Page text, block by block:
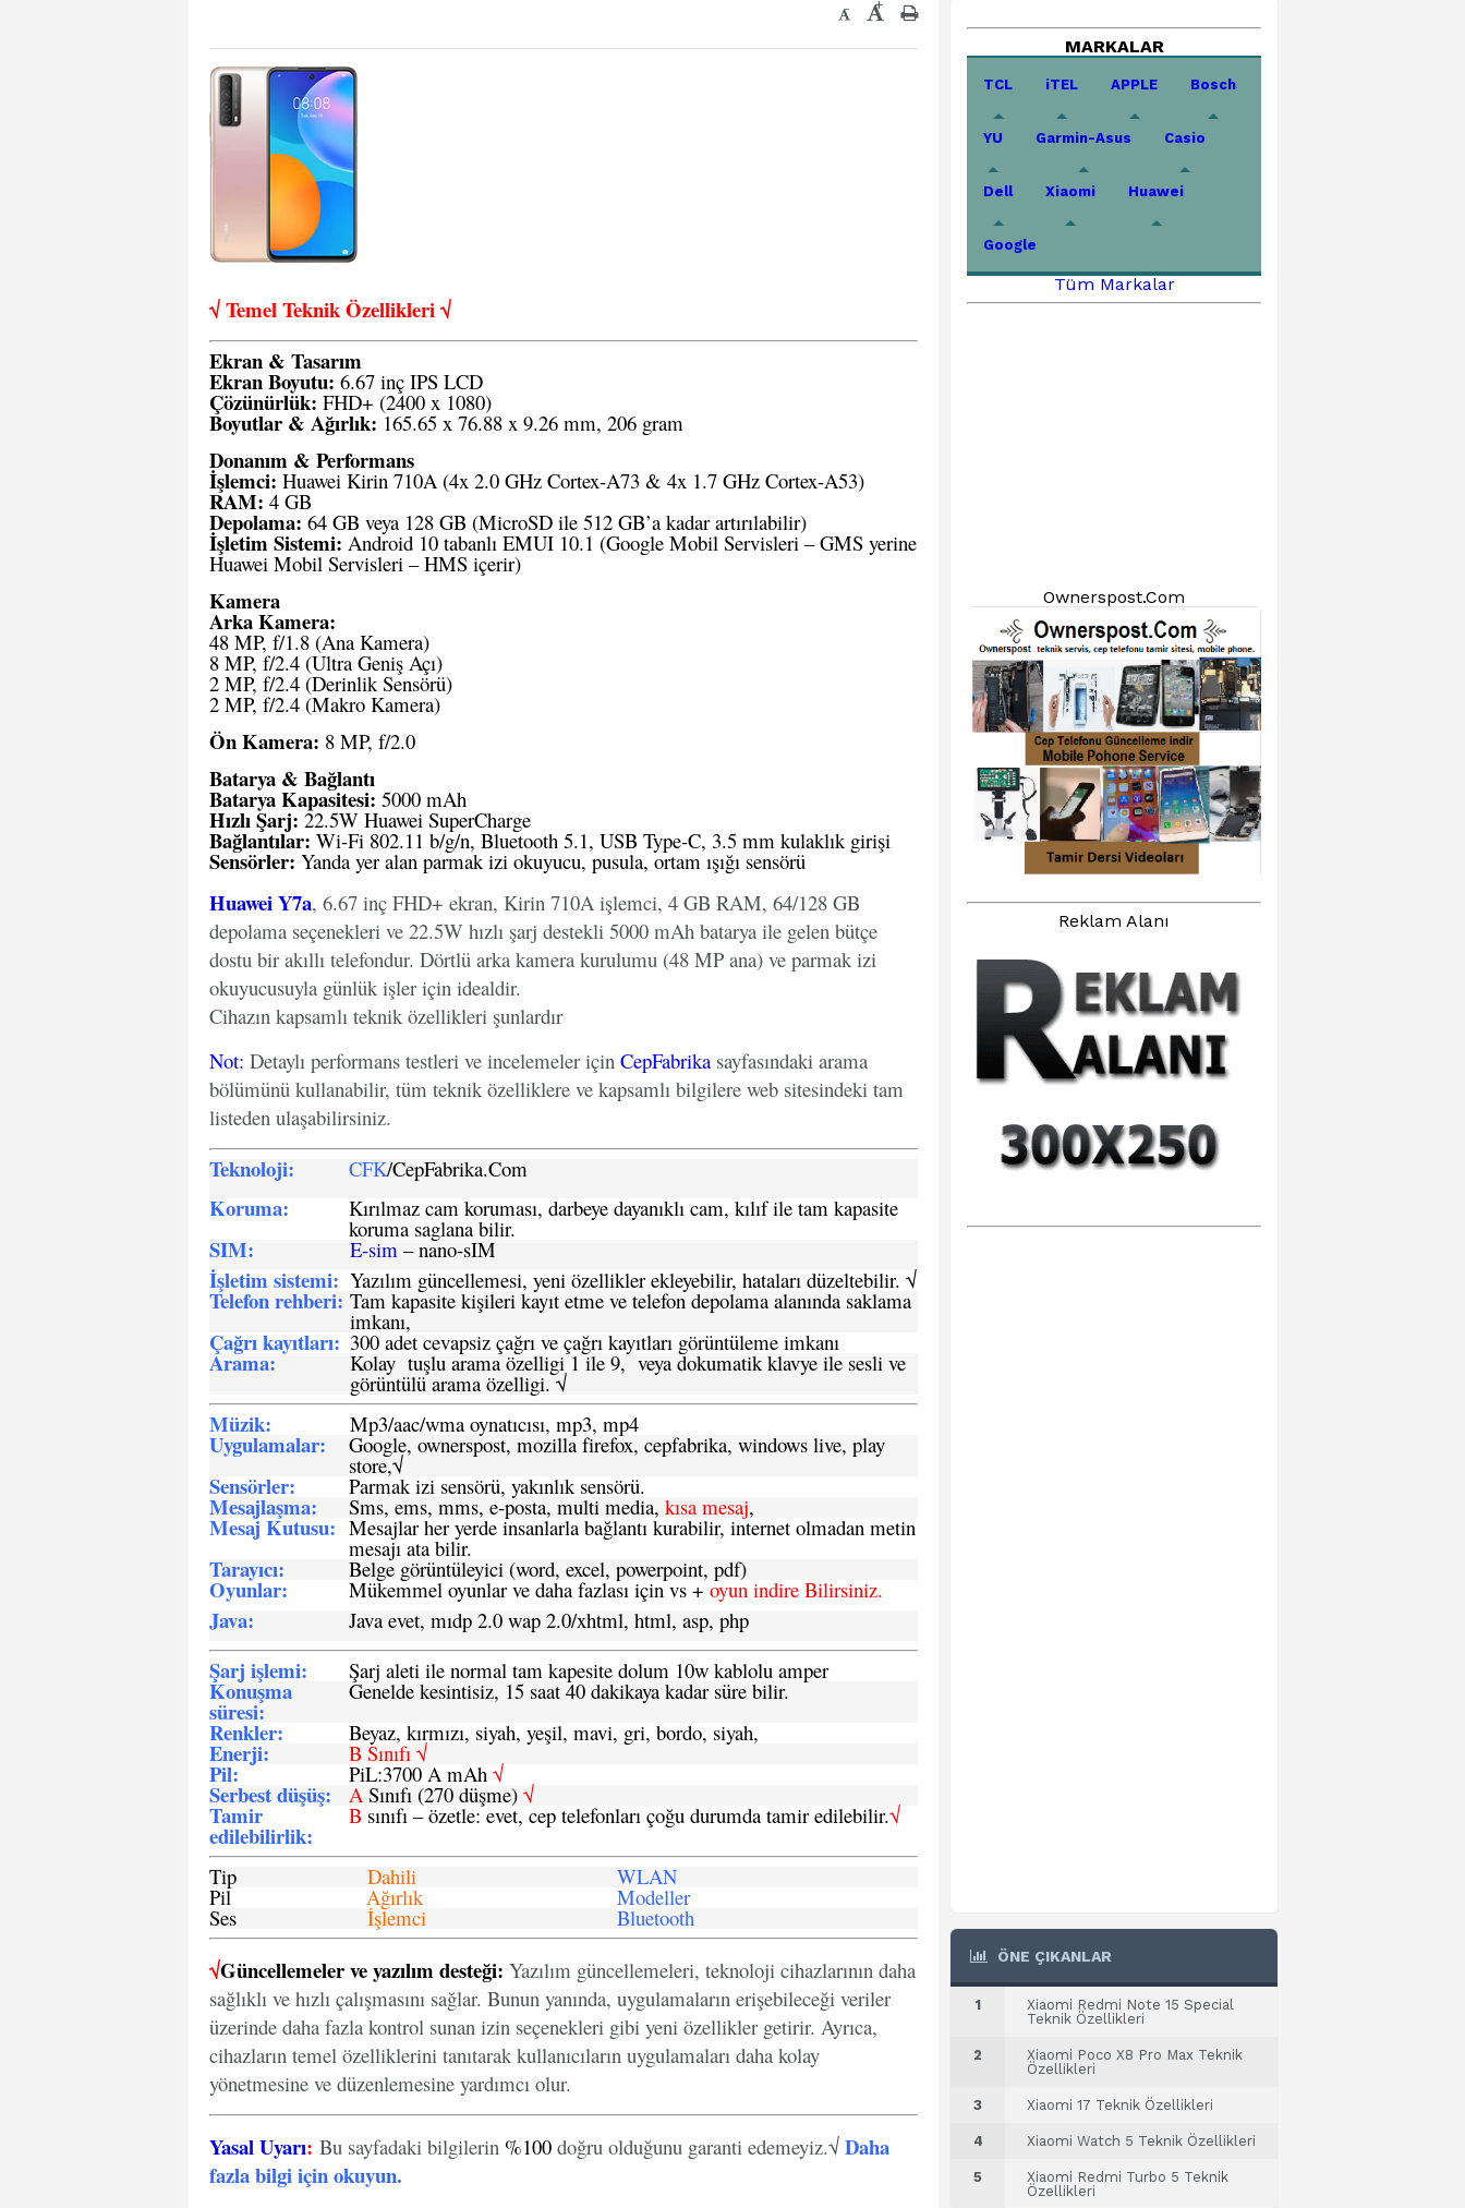
- +
√ Temel Teknik Özellikleri √
Ekran & Tasarım
Ekran Boyutu: 6.67 inç IPS LCD
Çözünürlük: FHD+ (2400 x 1080)
Boyutlar & Ağırlık: 165.65 x 76.88 x 9.26 mm, 206 gram
Donanım & Performans
İşlemci: Huawei Kirin 710A (4x 2.0 GHz Cortex-A73 & 4x 1.7 GHz Cortex-A53)
RAM: 4 GB
Depolama: 64 GB veya 128 GB (MicroSD ile 512 GB’a kadar artırılabilir)
İşletim Sistemi: Android 10 tabanlı EMUI 10.1 (Google Mobil Servisleri – GMS yerine
Huawei Mobil Servisleri – HMS içerir)
Kamera
Arka Kamera:
48 MP, f/1.8 (Ana Kamera)
8 MP, f/2.4 (Ultra Geniş Açı)
2 MP, f/2.4 (Derinlik Sensörü)
2 MP, f/2.4 (Makro Kamera)
Ön Kamera: 8 MP, f/2.0
Batarya & Bağlantı
Batarya Kapasitesi: 5000 mAh
Hızlı Şarj: 22.5W Huawei SuperCharge
Bağlantılar: Wi-Fi 802.11 b/g/n, Bluetooth 5.1, USB Type-C, 3.5 mm kulaklık girişi
Sensörler: Yanda yer alan parmak izi okuyucu, pusula, ortam ışığı sensörü
Huawei Y7a, 6.67 inç FHD+ ekran, Kirin 710A işlemci, 4 GB RAM, 64/128 GB
depolama seçenekleri ve 22.5W hızlı şarj destekli 5000 mAh batarya ile gelen bütçe
dostu bir akıllı telefondur. Dörtlü arka kamera kurulumu (48 MP ana) ve parmak izi
okuyucusuyla günlük işler için idealdir.
Cihazın kapsamlı teknik özellikleri şunlardır
Not: Detaylı performans testleri ve incelemeler için CepFabrika sayfasındaki arama
bölümünü kullanabilir, tüm teknik özelliklere ve kapsamlı bilgilere web sitesindeki tam
listeden ulaşabilirsiniz.
Teknoloji: CFK/CepFabrika.Com
Koruma: Kırılmaz cam koruması, darbeye dayanıklı cam, kılıf ile tam kapasite
koruma saglana bilir.
SIM: E-sim – nano-sIM
İşletim sistemi: Yazılım güncellemesi, yeni özellikler ekleyebilir, hataları düzeltebilir. √
Telefon rehberi: Tam kapasite kişileri kayıt etme ve telefon depolama alanında saklama
imkanı,
Çağrı kayıtları: 300 adet cevapsiz çağrı ve çağrı kayıtları görüntüleme imkanı
Arama: Kolay tuşlu arama özelligi 1 ile 9, veya dokumatik klavye ile sesli ve
görüntülü arama özelligi. √
Müzik: Mp3/aac/wma oynatıcısı, mp3, mp4
Uygulamalar: Google, ownerspost, mozilla firefox, cepfabrika, windows live, play
store,√
Sensörler: Parmak izi sensörü, yakınlık sensörü.
Mesajlaşma: Sms, ems, mms, e-posta, multi media, kısa mesaj,
Mesaj Kutusu: Mesajlar her yerde insanlarla bağlantı kurabilir, internet olmadan metin
mesajı ata bilir.
Tarayıcı: Belge görüntüleyici (word, excel, powerpoint, pdf)
Oyunlar: Mükemmel oyunlar ve daha fazlası için vs +oyun indire Bilirsiniz.
Java: Java evet, mıdp 2.0 wap 2.0/xhtml, html, asp, php
Şarj işlemi: Şarj aleti ile normal tam kapesite dolum 10w kablolu amper
Konuşma
süresi:
Genelde kesintisiz, 15 saat 40 dakikaya kadar süre bilir.
Renkler: Beyaz, kırmızı, siyah, yeşil, mavi, gri, bordo, siyah,
Enerji: B Sınıfı √
Pil: PiL:3700 A mAh √
Serbest düşüş: ASınıfı (270 düşme) √
Tamir
edilebilirlik:
B sınıfı – özetle: evet, cep telefonları çoğu durumda tamir edilebilir.√
Tip Dahili WLAN
Pil Ağırlık Modeller
Ses İşlemci Bluetooth
√Güncellemeler ve yazılım desteği: Yazılım güncellemeleri, teknoloji cihazlarının daha
sağlıklı ve hızlı çalışmasını sağlar. Bunun yanında, uygulamaların erişebileceği veriler
üzerinde daha fazla kontrol sunan izin seçenekleri gibi yeni özellikler getirir. Ayrıca,
cihazların temel özelliklerini tanıtarak kullanıcıların uygulamaları daha kolay
yönetmesine ve düzenlemesine yardımcı olur.
Yasal Uyarı: Bu sayfadaki bilgilerin %100 doğru olduğunu garanti edemeyiz.√ Daha
fazla bilgi için okuyun.
MARKALAR
TCL iTEL APPLE Bosch
YU Garmin-Asus Casio
Dell Xiaomi Huawei
Google
Tüm Markalar
Ownerspost.Com
Reklam Alanı
ÖNE ÇIKANLAR
1
Xiaomi Redmi Note 15 Special
Teknik Özellikleri
2
Xiaomi Poco X8 Pro Max Teknik
Özellikleri
3 Xiaomi 17 Teknik Özellikleri
4 Xiaomi Watch 5 Teknik Özellikleri
5
Xiaomi Redmi Turbo 5 Teknik
Özellikleri